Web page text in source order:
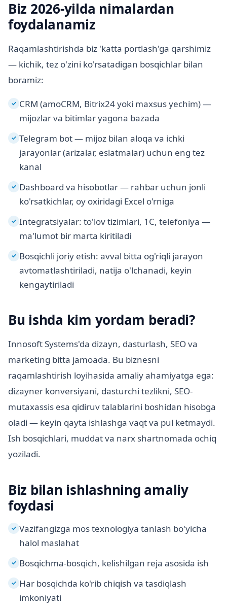
Biz 2026-yilda nimalardan
foydalanamiz
Raqamlashtirishda biz 'katta portlash'ga qarshimiz
— kichik, tez o'zini ko'rsatadigan bosqichlar bilan
boramiz:
✓ CRM (amoCRM, Bitrix24 yoki maxsus yechim) —
mijozlar va bitimlar yagona bazada
✓ Telegram bot — mijoz bilan aloqa va ichki
jarayonlar (arizalar, eslatmalar) uchun eng tez
kanal
✓ Dashboard va hisobotlar — rahbar uchun jonli
ko'rsatkichlar, oy oxiridagi Excel o'rniga
✓ Integratsiyalar: to'lov tizimlari, 1C, telefoniya —
ma'lumot bir marta kiritiladi
✓ Bosqichli joriy etish: avval bitta og'riqli jarayon
avtomatlashtiriladi, natija o'lchanadi, keyin
kengaytiriladi
Bu ishda kim yordam beradi?
Innosoft Systems'da dizayn, dasturlash, SEO va
marketing bitta jamoada. Bu biznesni
raqamlashtirish loyihasida amaliy ahamiyatga ega:
dizayner konversiyani, dasturchi tezlikni, SEO-
mutaxassis esa qidiruv talablarini boshidan hisobga
oladi — keyin qayta ishlashga vaqt va pul ketmaydi.
Ish bosqichlari, muddat va narx shartnomada ochiq
yoziladi.
Biz bilan ishlashning amaliy
foydasi
✓ Vazifangizga mos texnologiya tanlash bo'yicha
halol maslahat
✓ Bosqichma-bosqich, kelishilgan reja asosida ish
✓ Har bosqichda ko'rib chiqish va tasdiqlash
imkoniyati